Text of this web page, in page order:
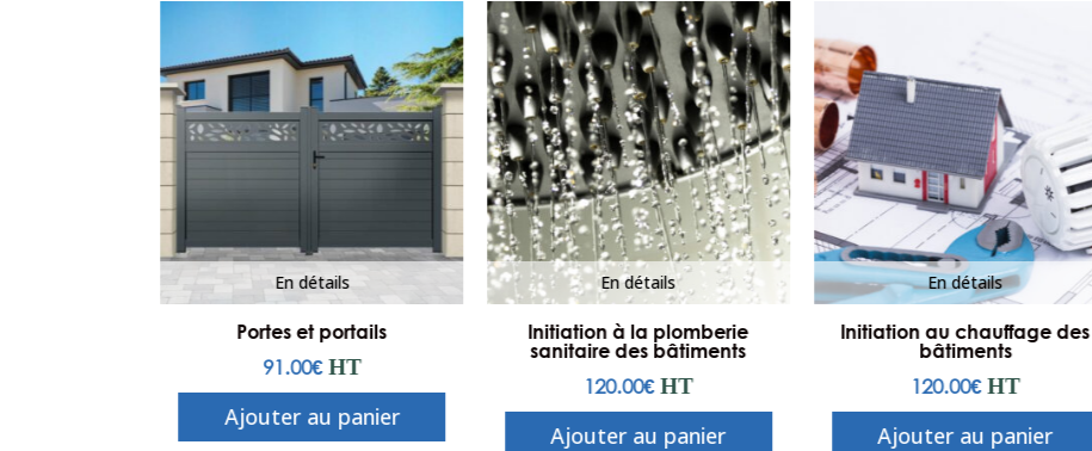
En détails
Portes et portails
91.00€ HT
Ajouter au panier
En détails
Initiation à la plomberie
sanitaire des bâtiments
120.00€ HT
Ajouter au panier
En détails
Initiation au chauffage des
bâtiments
120.00€ HT
Ajouter au panier